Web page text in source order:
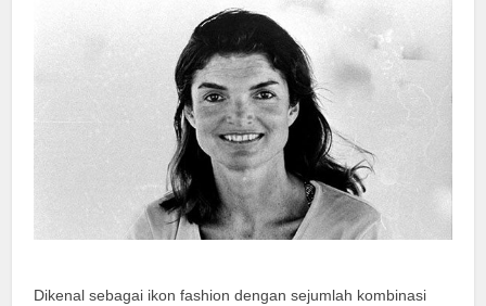
Dikenal sebagai ikon fashion dengan sejumlah kombinasi